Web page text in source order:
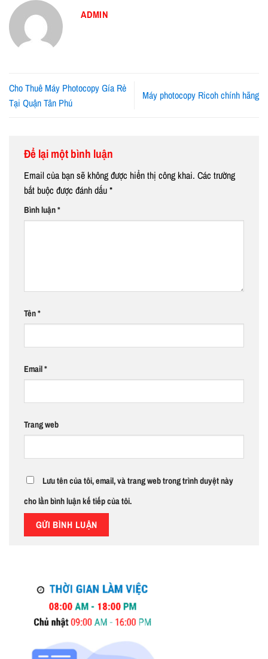
ADMIN
Cho Thuê Máy Photocopy Gía Rẻ
Tại Quận Tân Phú
Máy photocopy Ricoh chính hãng
Để lại một bình luận
Email của bạn sẽ không được hiển thị công khai. Các trường
bắt buộc được đánh dấu*
Bình luận*
Tên*
Email*
Trang web
Lưu tên của tôi, email, và trang web trong trình duyệt này
cho lần bình luận kế tiếp của tôi.